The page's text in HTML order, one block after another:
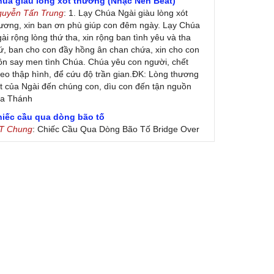
Tấn Trung: 1. Lạy Chúa Ngài giàu lòng xót
xin ban ơn phù giúp con đêm ngày. Lạy Chúa
rộng lòng thứ tha, xin rộng ban tình yêu và tha
ban cho con đầy hồng ân chan chứa, xin cho con
say men tình Chúa. Chúa yêu con người, chết
thập hình, để cứu độ trần gian.ĐK: Lòng thương
của Ngài đến chúng con, dìu con đến tận nguồn
Thánh
cầu qua dòng bão tố
Chung: Chiếc Cầu Qua Dòng Bão Tố Bridge Over
Water by Simon & Garfunkel (Released